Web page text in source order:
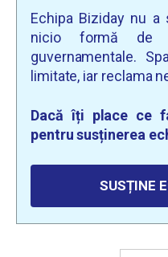
Echipa Biziday nu
nicio formă de
guvernamentale.
limitate, iar reclama
Dacă îți place ce
pentru susținerea
SUSȚINE